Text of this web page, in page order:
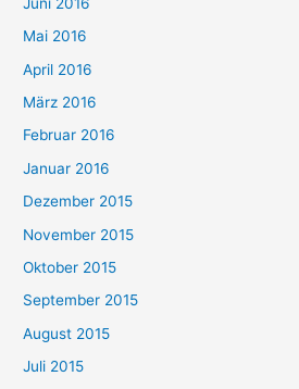
Mai 2016
April 2016
März 2016
Februar 2016
Januar 2016
Dezember 2015
November 2015
Oktober 2015
September 2015
August 2015
Juli 2015